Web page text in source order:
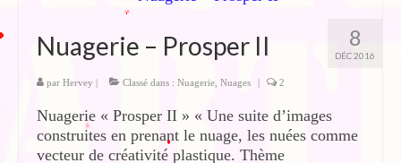
8
DÉC 2016
Nuagerie – Prosper II
par Hervey | Classé dans : Nuagerie Nuages | 2
Nuagerie « Prosper II » « Une suite d’images
construites en prenant le nuage, les nuées comme
vecteur de créativité plastique. Thème